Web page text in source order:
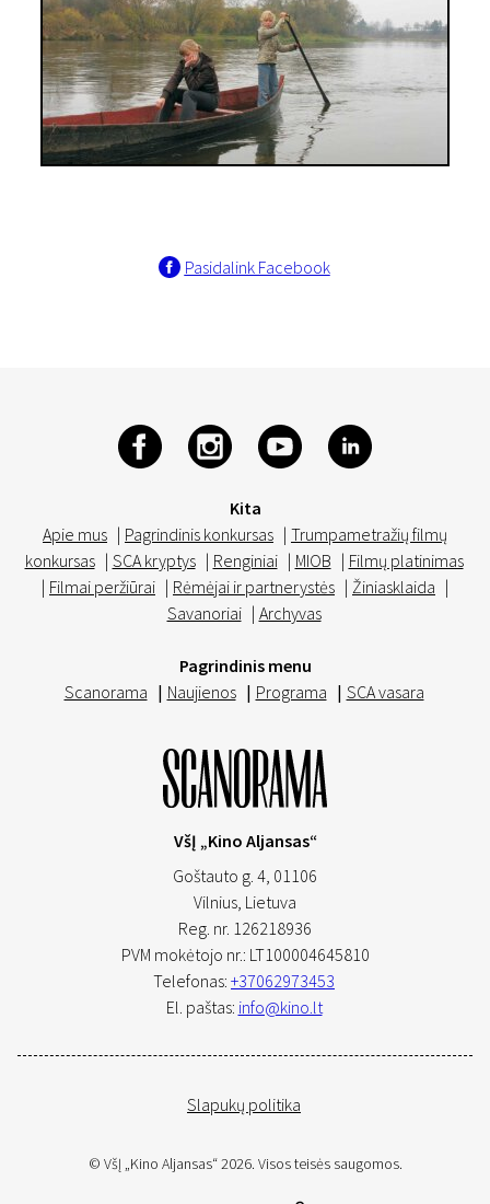
Pasidalink Facebook
Kita
Apie mus | Pagrindinis konkursas | Trumpametražių filmų
konkursas | SCA kryptys | Renginiai | MIOB | Filmų platinimas
| Filmai peržiūrai | Rėmėjai ir partnerystės | Žiniasklaida |
Savanoriai | Archyvas
Pagrindinis menu
Scanorama | Naujienos | Programa | SCA vasara
VšĮ „Kino Aljansas“
Goštauto g. 4, 01106
Vilnius, Lietuva
Reg. nr. 126218936
PVM mokėtojo nr.: LT100004645810
Telefonas: +37062973453
El. paštas: info@kino.lt
Slapukų politika
© VšĮ „Kino Aljansas“ 2026. Visos teisės saugomos.